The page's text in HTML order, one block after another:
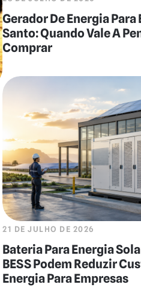
Gerador De Energia
Santo: Quando Vale A
Comprar
21 DE JULHO DE 2026
Bateria Para Energia
BESS Podem Reduzir
Energia Para Empresas